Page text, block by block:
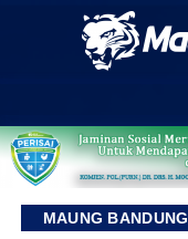
MAUNG BANDUNG